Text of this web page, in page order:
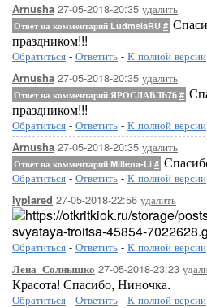
Arnusha 27-05-2018-20:35 удалить
Ответ на комментарий LudmelaRU #
праздником!!!
Обратиться - Ответить - К полной версии
Arnusha 27-05-2018-20:35 удалить
Ответ на комментарий ЯРОСЛАВЛЬ76 #
праздником!!!
Обратиться - Ответить - К полной версии
Arnusha 27-05-2018-20:35 удалить
Ответ на комментарий Millena-Li #
Обратиться - Ответить - К полной версии
lyplared 27-05-2018-22:56 удалить
Обратиться - Ответить - К полной версии
Лена_Солнышко 27-05-2018-23:23
Красота! Спасибо, Ниночка.
Обратиться - Ответить - К полной версии